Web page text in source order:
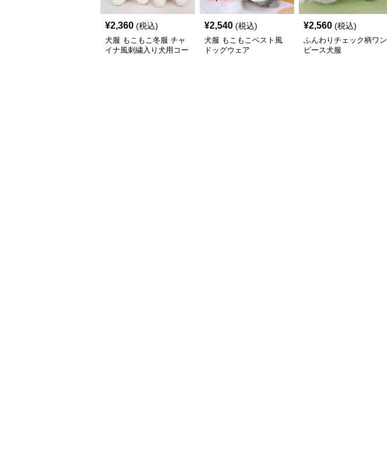
¥2,360 (税込)
犬服 もこもこ冬服 チャ
イナ風刺繍入り犬用コー
¥2,540 (税込)
犬服 もこもこベスト風
ドッグウェア
¥2,560 (税込)
ふんわりチェック柄ワン
ピース犬服